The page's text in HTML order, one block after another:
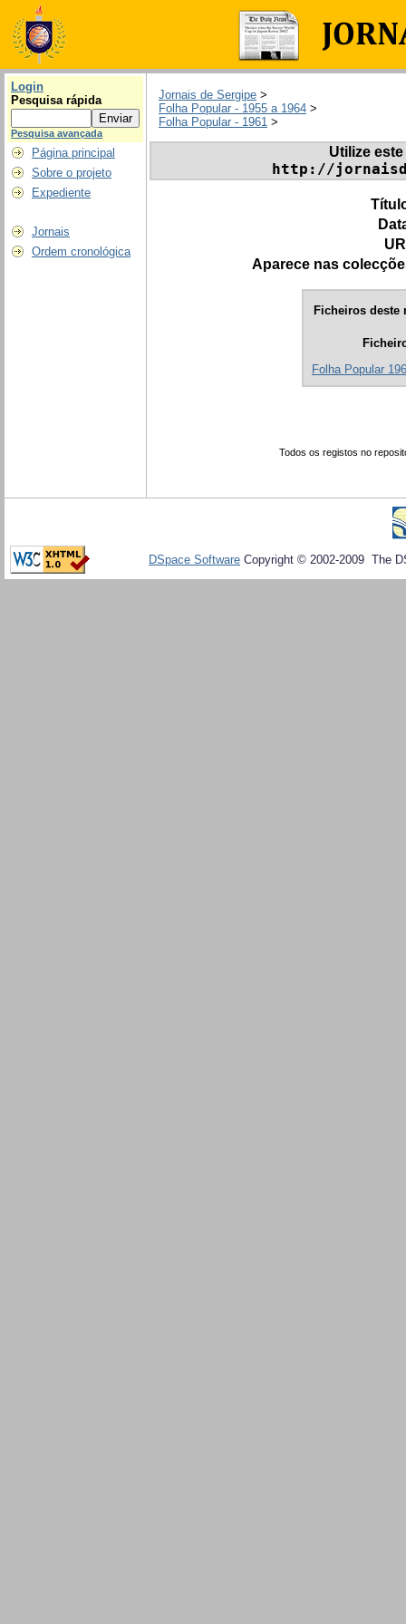
Login
Pesquisa rápida
Pesquisa avançada
Página principal
Sobre o projeto
Expediente
Jornais
Ordem cronológica
Jornais de Sergipe >
Folha Popular - 1955 a 1964 >
Folha Popular - 1961 >
Utilize
http://
Aparece nas
Ficheiros deste
Folha Popular
Todos os registos no
DSpace Software Copyright © 2002-2009 The